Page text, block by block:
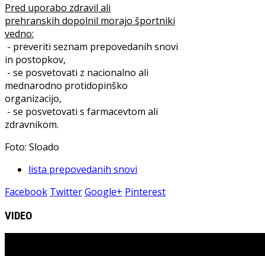
Pred uporabo zdravil ali
prehranskih dopolnil morajo športniki
vedno:
- preveriti seznam prepovedanih snovi
in postopkov,
- se posvetovati z nacionalno ali
mednarodno protidopinško
organizacijo,
- se posvetovati s farmacevtom ali
zdravnikom.
Foto: Sloado
lista prepovedanih snovi
Facebook TwitterGoogle+ Pinterest
VIDEO